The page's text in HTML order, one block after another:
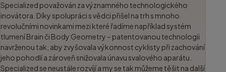
Specialized považován za významného technologického
inovátora. Díky spolupráci s vědci přišel na trh s mnoho
revolučními novinkami mezi které řadíme například systém
tlumení Brain či Body Geometry – patentovanou technologii
navrženou tak, aby zvyšovala výkonnost cyklisty při zachování
jeho pohodlí a zároveň snižovala únavu svalového aparátu.
Specialized se neustále rozvíjí a my se tak můžeme těšit na další